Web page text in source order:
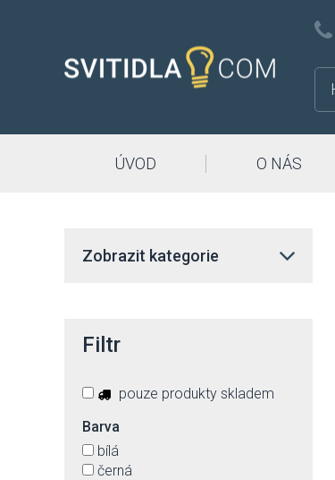
ÚVOD O NÁS
Zobrazit kategorie
Filtr
pouze produkty skladem
Barva
bílá
černá